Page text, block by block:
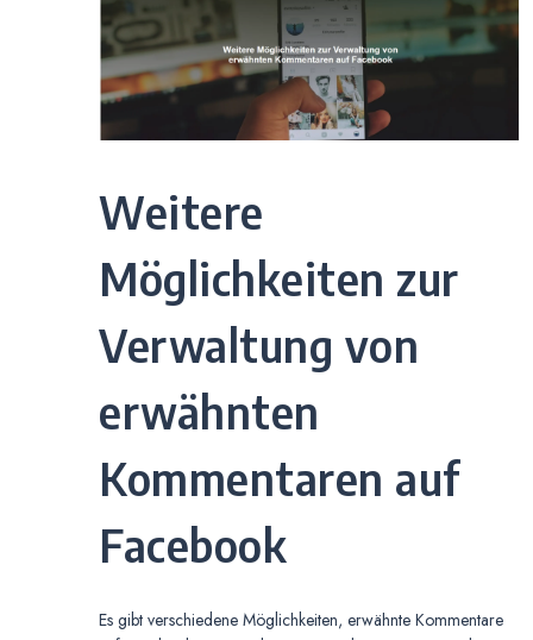
Weitere
Möglichkeiten zur
Verwaltung von
erwähnten
Kommentaren auf
Facebook
Es gibt verschiedene Möglichkeiten, erwähnte Kommentare